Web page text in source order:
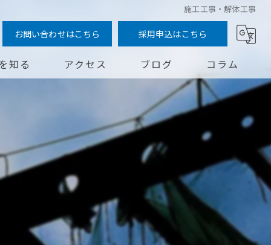
施工工事・解体工事
お問い合わせはこちら 採用申込はこちら
知る アクセス ブログ コラム